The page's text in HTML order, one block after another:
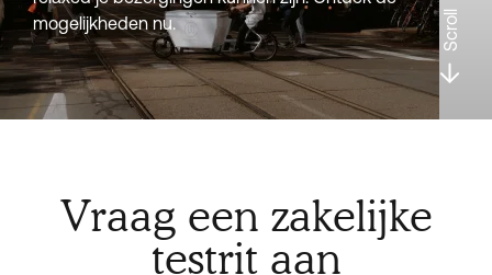
mogelijkheden nu.
Scroll
Vraag een zakelijke
testrit aan